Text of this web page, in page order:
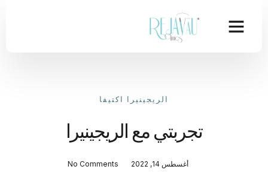
الريجينيرا اكتيفا
تجربتي مع الريجينيرا
أغسطس 14, 2022 No Comments